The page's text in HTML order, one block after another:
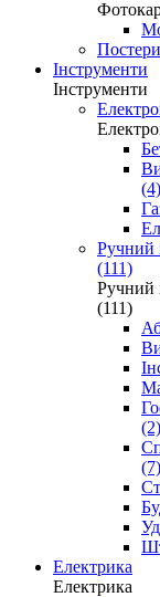
Інструменти
Інструменти
(4)
Ручний
(111)
Ручний
(111)
(2)
(7)
Електрика
Електрика